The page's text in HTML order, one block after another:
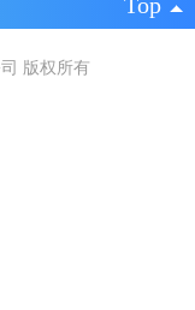
Top
版权所有